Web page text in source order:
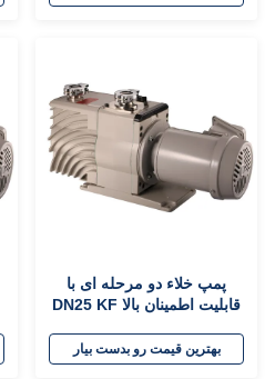
پمپ خلاء دو مرحله ای با
قابلیت اطمینان بالا DN25 KF
بهترین قیمت رو بدست بیار